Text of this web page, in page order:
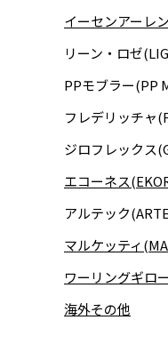
イーセンアーレ
リーン・ロゼ
PPモブラー(PP
フレデリッチャ
ジロフレックス
エコーネス
アルテック
マルケッティ
ワーリングギロ
海外その他